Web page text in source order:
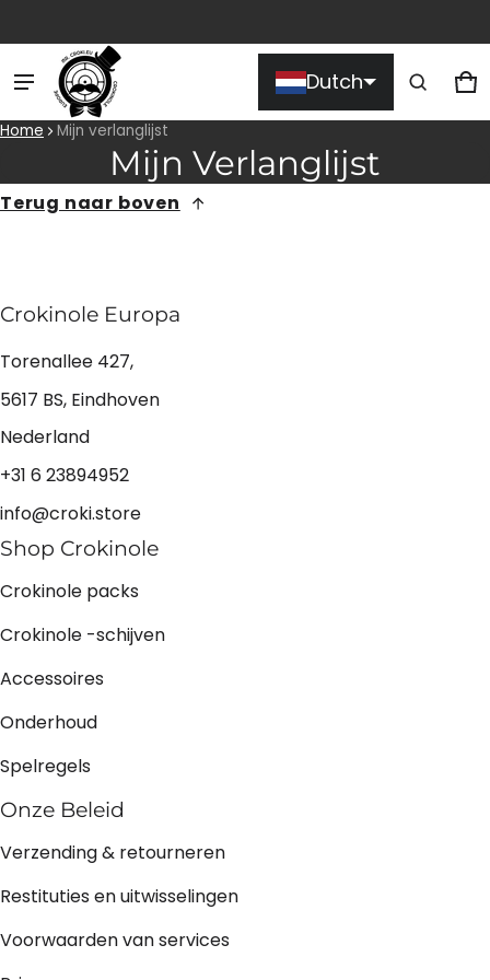
Dutch 0
Product toegevoegd aan
winkelwagen
Bekijk winkelwagen ()
Home Mijn verlanglijst
Mijn Verlanglijst
Terug naar boven
Crokinole Europa
Torenallee 427,
5617 BS, Eindhoven
Nederland
+31 6 23894952
info@croki.store
Shop Crokinole
Crokinole packs
Crokinole -schijven
Accessoires
Onderhoud
Spelregels
Onze Beleid
Verzending & retourneren
Restituties en uitwisselingen
Voorwaarden van services